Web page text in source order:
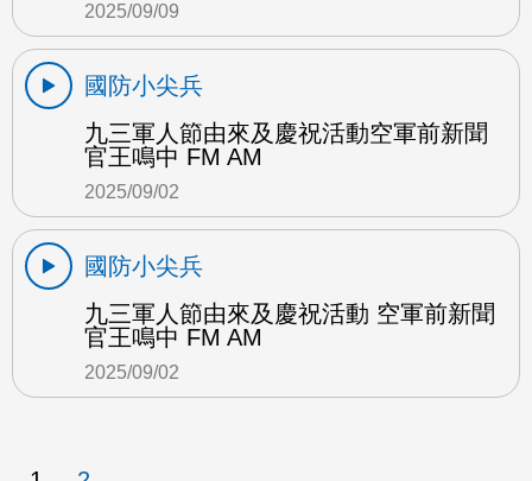
2025/09/09
國防小尖兵
九三軍人節由來及慶祝活動空軍前新聞
官王鳴中 FM AM
2025/09/02
國防小尖兵
九三軍人節由來及慶祝活動 空軍前新聞
官王鳴中 FM AM
2025/09/02